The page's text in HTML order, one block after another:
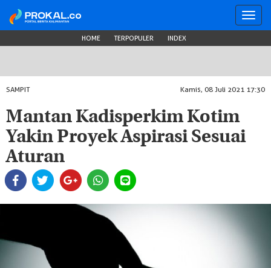
HOME TERPOPULER INDEX
SAMPIT Kamis, 08 Juli 2021 17:30
Mantan Kadisperkim Kotim
Yakin Proyek Aspirasi Sesuai
Aturan